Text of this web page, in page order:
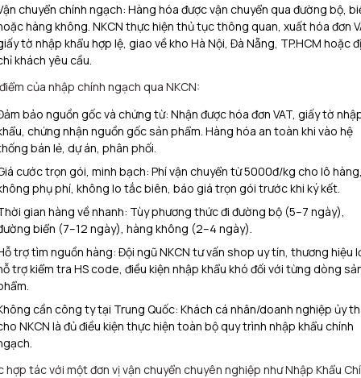
chuyển chính ngạch: Hàng hóa được vận chuyển qua đường bộ,
hàng không. NKCN thực hiện thủ tục thông quan, xuất hóa đơn
tờ nhập khẩu hợp lệ, giao về kho Hà Nội, Đà Nẵng, TP.HCM hoặc
khách yêu cầu.​
của nhập chính ngạch qua NKCN:
bảo nguồn gốc và chứng từ: Nhận được hóa đơn VAT, giấy tờ
chứng nhận nguồn gốc sản phẩm. Hàng hóa an toàn khi vào hệ
bán lẻ, dự án, phân phối.​
cước trọn gói, minh bạch: Phí vận chuyển từ 5000đ/kg cho lô
phụ phí, không lo tắc biên, báo giá trọn gói trước khi ký kết.​
gian hàng về nhanh: Tùy phương thức đi đường bộ (5–7 ngày),
biển (7–12 ngày), hàng không (2–4 ngày).​
trợ tìm nguồn hàng: Đội ngũ NKCN tư vấn shop uy tín, thương hiệu
trợ kiểm tra HS code, điều kiện nhập khẩu khó đối với từng dòng
cần công ty tại Trung Quốc: Khách cá nhân/doanh nghiệp ủy
NKCN là đủ điều kiện thực hiện toàn bộ quy trình nhập khẩu chính
hợp tác với một đơn vị vận chuyển chuyên nghiệp như Nhập Khẩu